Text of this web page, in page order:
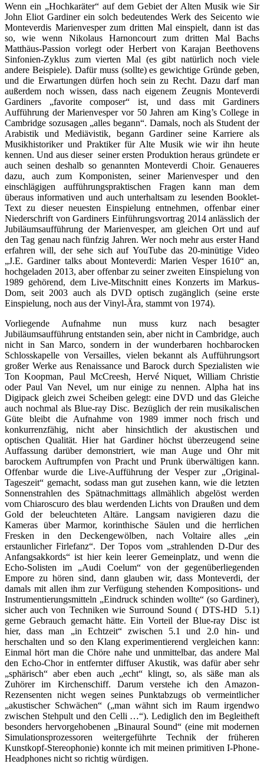
Wenn ein „Hochkaräter“ auf dem Gebiet der Alten Musik wie Sir
John Eliot Gardiner ein solch bedeutendes Werk des Seicento wie
Monteverdis Marienvesper zum dritten Mal einspielt, dann ist das
so, wie wenn Nikolaus Harnoncourt zum dritten Mal Bachs
Matthäus-Passion vorlegt oder Herbert von Karajan Beethovens
Sinfonien-Zyklus zum vierten Mal (es gibt natürlich noch viele
andere Beispiele). Dafür muss (sollte) es gewichtige Gründe geben,
und die Erwartungen dürfen hoch sein zu Recht. Dazu darf man
außerdem noch wissen, dass nach eigenem Zeugnis Monteverdi
Gardiners „favorite composer“ ist, und dass mit Gardiners
Aufführung der Marienvesper vor 50 Jahren am King’s College in
Cambridge sozusagen „alles begann“. Damals, noch als Student der
Arabistik und Mediävistik, begann Gardiner seine Karriere als
Musikhistoriker und Praktiker für Alte Musik wie wir ihn heute
kennen. Und aus dieser seiner ersten Produktion heraus gründete er
auch seinen deshalb so genannten Monteverdi Choir. Genaueres
dazu, auch zum Komponisten, seiner Marienvesper und den
einschlägigen aufführungspraktischen Fragen kann man dem
überaus informativen und auch unterhaltsam zu lesenden Booklet-
Text zu dieser neuesten Einspielung entnehmen, offenbar einer
Niederschrift von Gardiners Einführungsvortrag 2014 anlässlich der
Jubiläumsaufführung der Marienvesper, am gleichen Ort und auf
den Tag genau nach fünfzig Jahren. Wer noch mehr aus erster Hand
erfahren will, der sehe sich auf YouTube das 20-minütige Video
„J.E. Gardiner talks about Monteverdi: Marien Vesper 1610“ an,
hochgeladen 2013, aber offenbar zu seiner zweiten Einspielung von
1989 gehörend, dem Live-Mitschnitt eines Konzerts im Markus-
Dom, seit 2003 auch als DVD optisch zugänglich (seine erste
Einspielung, noch aus der Vinyl-Ära, stammt von 1974).
Vorliegende Aufnahme nun muss kurz nach besagter
Jubiläumsaufführung entstanden sein, aber nicht in Cambridge, auch
nicht in San Marco, sondern in der wunderbaren hochbarocken
Schlosskapelle von Versailles, vielen bekannt als Aufführungsort
großer Werke aus Renaissance und Barock durch Spezialisten wie
Ton Koopman, Paul McCreesh, Hervé Niquet, William Christie
oder Paul Van Nevel, um nur einige zu nennen. Alpha hat ins
Digipack gleich zwei Scheiben gelegt: eine DVD und das Gleiche
auch nochmal als Blue-ray Disc. Bezüglich der rein musikalischen
Güte bleibt die Aufnahme von 1989 immer noch frisch und
konkurrenzfähig, nicht aber hinsichtlich der akustischen und
optischen Qualität. Hier hat Gardiner höchst überzeugend seine
Auffassung darüber demonstriert, wie man Auge und Ohr mit
barockem Auftrumpfen von Pracht und Prunk überwältigen kann.
Offenbar wurde die Live-Aufführung der Vesper zur „Original-
Tageszeit“ gemacht, sodass man gut zusehen kann, wie die letzten
Sonnenstrahlen des Spätnachmittags allmählich abgelöst werden
vom Chiaroscuro des blau werdenden Lichts von Draußen und dem
Gold der beleuchteten Altäre. Langsam navigieren dazu die
Kameras über Marmor, korinthische Säulen und die herrlichen
Fresken in den Deckengewölben, nach Voltaire alles „ein
erstaunlicher Firlefanz“. Der Topos vom „strahlenden D-Dur des
Anfangsakkords“ ist hier kein leerer Gemeinplatz, und wenn die
Echo-Solisten im „Audi Coelum“ von der gegenüberliegenden
Empore zu hören sind, dann glauben wir, dass Monteverdi, der
damals mit allen ihm zur Verfügung stehenden Kompositions- und
Instrumentierungsmitteln „Eindruck schinden wollte“ (so Gardiner),
sicher auch von Techniken wie Surround Sound ( DTS-HD 5.1)
gerne Gebrauch gemacht hätte. Ein Vorteil der Blue-ray Disc ist
hier, dass man „in Echtzeit“ zwischen 5.1 und 2.0 hin- und
herschalten und so den Klang experimentierend vergleichen kann:
Einmal hört man die Chöre nahe und unmittelbar, das andere Mal
den Echo-Chor in entfernter diffuser Akustik, was dafür aber sehr
„sphärisch“ aber eben auch „echt“ klingt, so, als säße man als
Zuhörer im Kirchenschiff. Darum verstehe ich den Amazon-
Rezensenten nicht wegen seines Punktabzugs ob vermeintlicher
„akustischer Schwächen“ („man wähnt sich im Raum irgendwo
zwischen Stehpult und den Celli …“). Lediglich den im Begleitheft
besonders hervorgehobenen „Binaural Sound“ (eine mit modernen
Simulationsprozessoren weitergeführte Technik der früheren
Kunstkopf-Stereophonie) konnte ich mit meinen primitiven I-Phone-
Headphones nicht so richtig würdigen.